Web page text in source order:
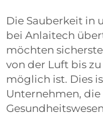
Die Sauberkeit in
bei Anlaitech
möchten
von der Luft bis
möglich ist. Dies
Unternehmen,